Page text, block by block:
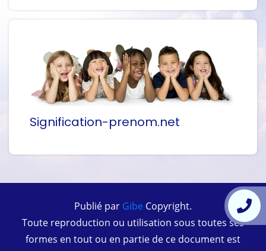
Signification-prenom.net
Publié par Gibe Copyright.
Toute reproduction ou utilisation sous toutes ses
formes en tout ou en partie de ce document est